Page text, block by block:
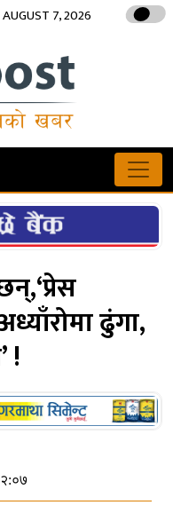
7, 2026
ढुंगा,
!